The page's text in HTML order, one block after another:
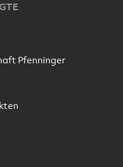
Pfenninger